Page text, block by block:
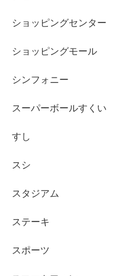
ショッピングセンター
ショッピングモール
シンフォニー
スーパーボールすくい
すし
スシ
スタジアム
ステーキ
スポーツ